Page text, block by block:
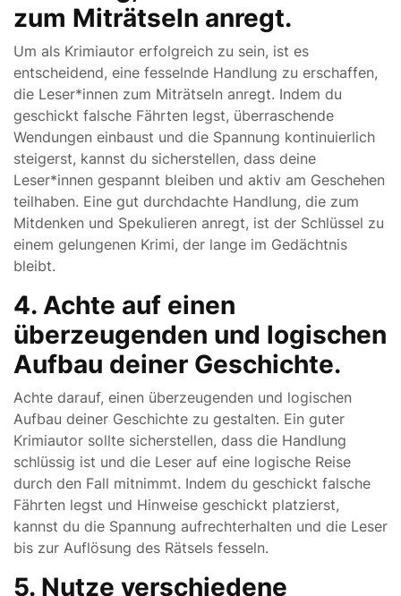
zum Miträtseln anregt.
Um als Krimiautor erfolgreich zu sein, ist es
entscheidend, eine fesselnde Handlung zu erschaffen,
die Leser*innen zum Miträtseln anregt. Indem du
geschickt falsche Fährten legst, überraschende
Wendungen einbaust und die Spannung kontinuierlich
steigerst, kannst du sicherstellen, dass deine
Leser*innen gespannt bleiben und aktiv am Geschehen
teilhaben. Eine gut durchdachte Handlung, die zum
Mitdenken und Spekulieren anregt, ist der Schlüssel zu
einem gelungenen Krimi, der lange im Gedächtnis
bleibt.
4. Achte auf einen
überzeugenden und logischen
Aufbau deiner Geschichte.
Achte darauf, einen überzeugenden und logischen
Aufbau deiner Geschichte zu gestalten. Ein guter
Krimiautor sollte sicherstellen, dass die Handlung
schlüssig ist und die Leser auf eine logische Reise
durch den Fall mitnimmt. Indem du geschickt falsche
Fährten legst und Hinweise geschickt platzierst,
kannst du die Spannung aufrechterhalten und die Leser
bis zur Auflösung des Rätsels fesseln.
5. Nutze verschiedene